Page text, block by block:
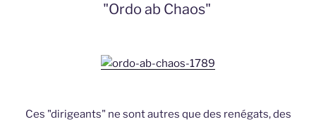
"Ordo ab Chaos"
Ces "dirigeants" ne sont autres que des renégats, des